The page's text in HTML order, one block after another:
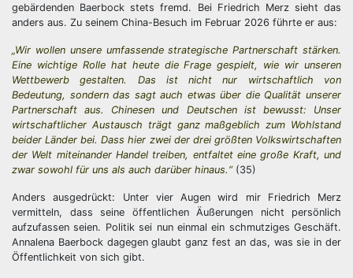
gebärdenden Baerbock stets fremd. Bei Friedrich Merz sieht das
anders aus. Zu seinem China-Besuch im Februar 2026 führte er aus:
„Wir wollen unsere umfassende strategische Partnerschaft stärken.
Eine wichtige Rolle hat heute die Frage gespielt, wie wir unseren
Wettbewerb gestalten. Das ist nicht nur wirtschaftlich von
Bedeutung, sondern das sagt auch etwas über die Qualität unserer
Partnerschaft aus. Chinesen und Deutschen ist bewusst: Unser
wirtschaftlicher Austausch trägt ganz maßgeblich zum Wohlstand
beider Länder bei. Dass hier zwei der drei größten Volkswirtschaften
der Welt miteinander Handel treiben, entfaltet eine große Kraft, und
zwar sowohl für uns als auch darüber hinaus.“(35)
Anders ausgedrückt: Unter vier Augen wird mir Friedrich Merz
vermitteln, dass seine öffentlichen Äußerungen nicht persönlich
aufzufassen seien. Politik sei nun einmal ein schmutziges Geschäft.
Annalena Baerbock dagegen glaubt ganz fest an das, was sie in der
Öffentlichkeit von sich gibt.